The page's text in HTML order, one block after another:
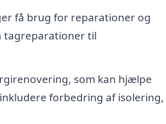
få brug for reparationer og
tagreparationer til
som kan hjælpe
forbedring af isolering,